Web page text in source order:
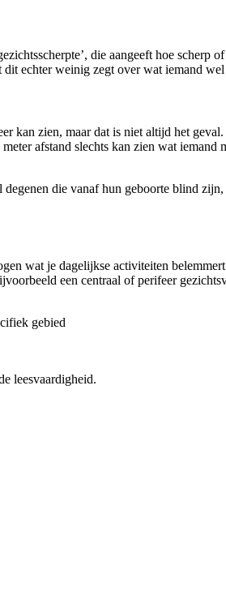
die aangeeft hoe
echter weinig zegt over wat iemand
kan zien, maar dat is niet altijd het
afstand slechts kan zien wat
die vanaf hun geboorte blind
wat je dagelijkse activiteiten
een centraal of perifeer
gebied
leesvaardigheid.